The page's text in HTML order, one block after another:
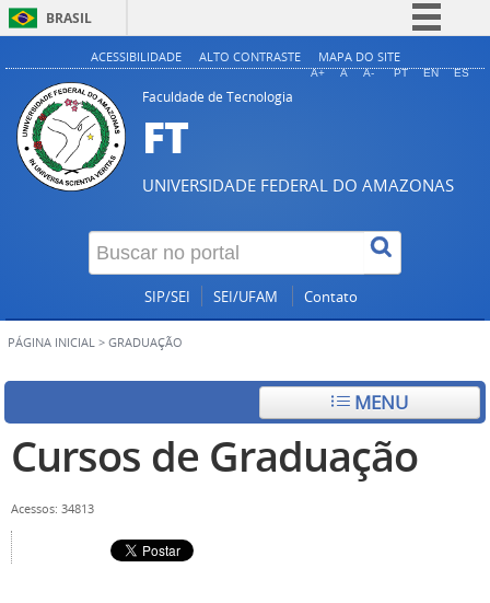
BRASIL
Simplifique!
Legislação
Canais
ACESSIBILIDADE ALTO CONTRASTE MAPA DO SITE
A+ A A- PT EN ES
Faculdade de Tecnologia
FT
UNIVERSIDADE FEDERAL DO AMAZONAS
SIP/SEI SEI/UFAM Contato
PÁGINA INICIAL > GRADUAÇÃO
MENU
Cursos de Graduação
Acessos: 34813